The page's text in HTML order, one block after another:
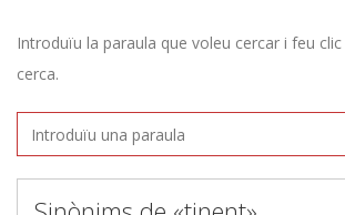
Introduïu la paraula que voleu cercar i feu
cerca.